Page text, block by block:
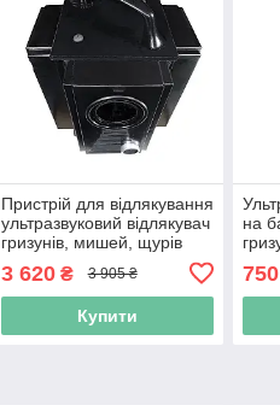
Пристрій для відлякування
ультразвуковий відлякувач
гризунів, мишей, щурів
(Niz15183)
3 620₴ 3 905 ₴
Купити
на
750